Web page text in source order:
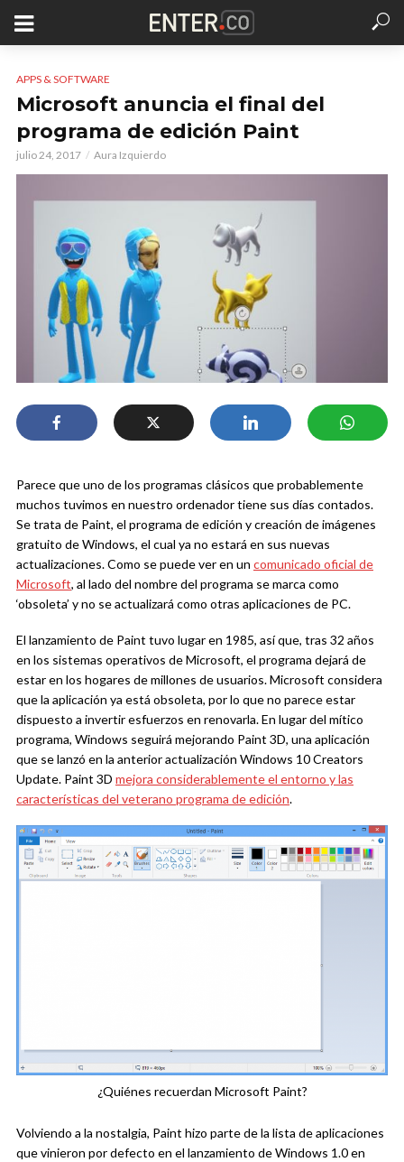
APPS & SOFTWARE
Microsoft anuncia el final del
programa de edición Paint
julio 24, 2017 Aura Izquierdo
Parece que uno de los programas clásicos que probablemente
muchos tuvimos en nuestro ordenador tiene sus días contados.
Se trata de Paint, el programa de edición y creación de imágenes
gratuito de Windows, el cual ya no estará en sus nuevas
actualizaciones. Como se puede ver en un comunicado oficial de
Microsoft, al lado del nombre del programa se marca como
‘obsoleta’ y no se actualizará como otras aplicaciones de PC.
El lanzamiento de Paint tuvo lugar en 1985, así que, tras 32 años
en los sistemas operativos de Microsoft, el programa dejará de
estar en los hogares de millones de usuarios. Microsoft considera
que la aplicación ya está obsoleta, por lo que no parece estar
dispuesto a invertir esfuerzos en renovarla. En lugar del mítico
programa, Windows seguirá mejorando Paint 3D, una aplicación
que se lanzó en la anterior actualización Windows 10 Creators
Update. Paint 3D mejora considerablemente el entorno y las
características del veterano programa de edición.
¿Quiénes recuerdan Microsoft Paint?
Volviendo a la nostalgia, Paint hizo parte de la lista de aplicaciones
que vinieron por defecto en el lanzamiento de Windows 1.0 en